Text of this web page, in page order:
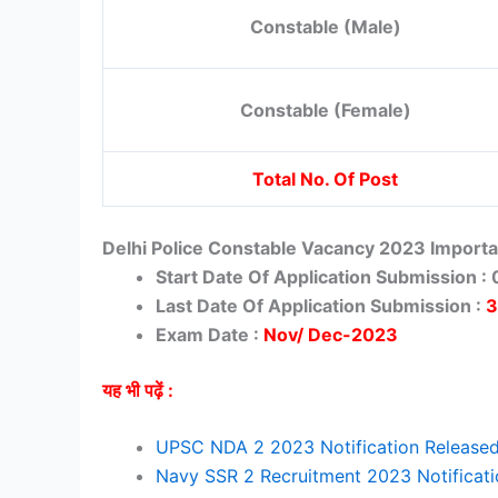
Constable (Male)
Constable (Female)
Total No. Of Post
Delhi Police Constable Vacancy 2023
Start Date Of Application Submission :
Last Date Of Application Submission :
Exam Date : Nov/ Dec-2023
यह भी पढ़ें :
UPSC NDA 2 2023 Notification
Navy SSR 2 Recruitment 2023